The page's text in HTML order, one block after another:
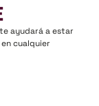
ayudará a estar
cualquier